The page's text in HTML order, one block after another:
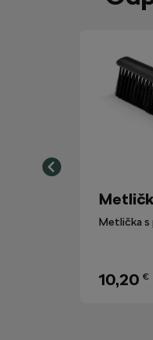
Metlička s
10,20 €